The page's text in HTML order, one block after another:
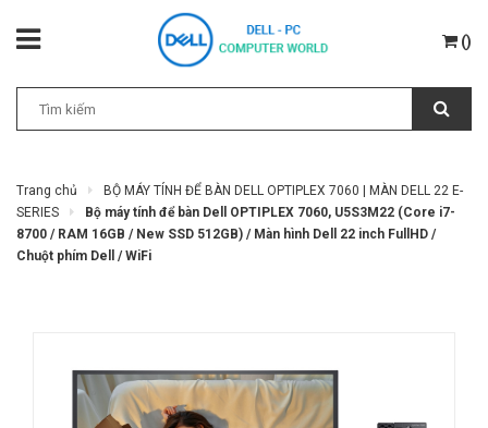
()
Trang chủ
BỘ MÁY TÍNH ĐỂ BÀN DELL OPTIPLEX 7060 | MÀN DELL 22 E-
SERIES
Bộ máy tính để bàn Dell OPTIPLEX 7060, U5S3M22 (Core i7-
8700 / RAM 16GB / New SSD 512GB) / Màn hình Dell 22 inch FullHD /
Chuột phím Dell / WiFi